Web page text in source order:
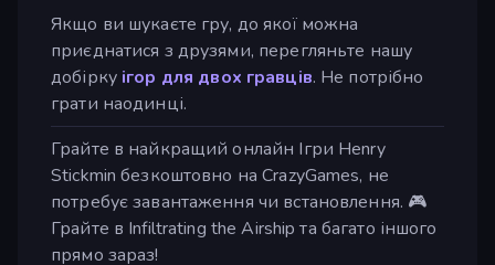
Якщо ви шукаєте гру, до якої можна
приєднатися з друзями, перегляньте нашу
добірку ігор для двох гравців. Не потрібно
грати наодинці.
Грайте в найкращий онлайн Ігри Henry
Stickmin безкоштовно на CrazyGames, не
потребує завантаження чи встановлення. 🎮
Грайте в Infiltrating the Airship та багато іншого
прямо зараз!